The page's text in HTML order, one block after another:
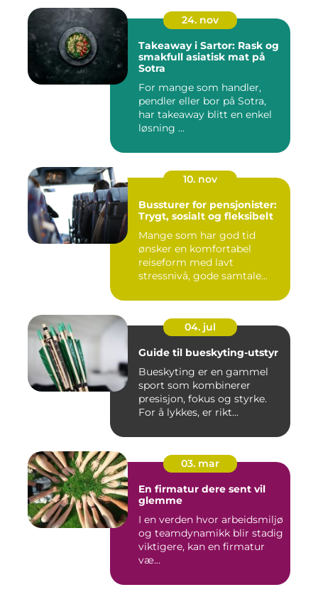
24. nov
Takeaway i Sartor: Rask og
smakfull asiatisk mat på
Sotra
For mange som handler,
pendler eller bor på Sotra,
har takeaway blitt en enkel
løsning ...
10. nov
Bussturer for pensjonister:
Trygt, sosialt og fleksibelt
Mange som har god tid
ønsker en komfortabel
reiseform med lavt
stressnivå, gode samtale...
04. jul
Guide til bueskyting-utstyr
Bueskyting er en gammel
sport som kombinerer
presisjon, fokus og styrke.
For å lykkes, er rikt...
03. mar
En firmatur dere sent vil
glemme
I en verden hvor arbeidsmiljø
og teamdynamikk blir stadig
viktigere, kan en firmatur
væ...